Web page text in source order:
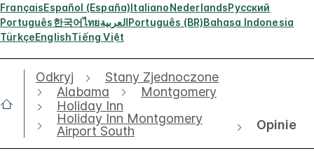
FrançaisEspañol (España)ItalianoNederlandsРусский
Português한국어ไทยالعربيةPortuguês (BR)Bahasa Indonesia
TürkçeEnglishTiếng Việt
Odkryj
Stany Zjednoczone
Alabama
Montgomery
Holiday Inn
Holiday Inn Montgomery
Airport South
Opinie